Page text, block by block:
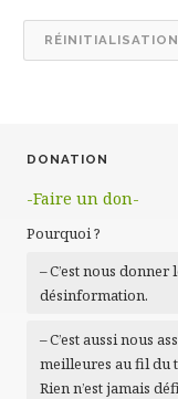
DONATION
-Faire un don-
Pourquoi ?
– C’est nous
désinformation.
– C’est aussi nous
meilleures au fil du
Rien n’est jamais